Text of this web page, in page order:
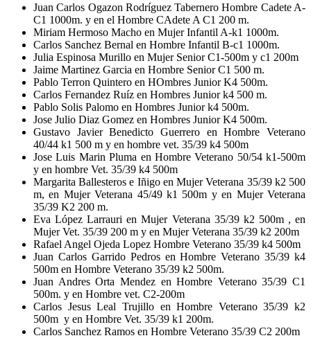
Juan Carlos Ogazon Rodríguez Tabernero Hombre Cadete A-
C1 1000m. y en el Hombre CAdete A C1 200 m.
Miriam Hermoso Macho en Mujer Infantil A-k1 1000m.
Carlos Sanchez Bernal en Hombre Infantil B-c1 1000m.
Julia Espinosa Murillo en Mujer Senior C1-500m y c1 200m
Jaime Martinez Garcia en Hombre Senior C1 500 m.
Pablo Terron Quintero en HOmbres Junior K4 500m.
Carlos Fernandez Ruíz en Hombres Junior k4 500 m.
Pablo Solis Palomo en Hombres Junior k4 500m.
Jose Julio Diaz Gomez en Hombres Junior K4 500m.
Gustavo Javier Benedicto Guerrero en Hombre Veterano
40/44 k1 500 m y en hombre vet. 35/39 k4 500m
Jose Luis Marin Pluma en Hombre Veterano 50/54 k1-500m
y en hombre Vet. 35/39 k4 500m
Margarita Ballesteros e Iñigo en Mujer Veterana 35/39 k2 500
m, en Mujer Veterana 45/49 k1 500m y en Mujer Veterana
35/39 K2 200 m.
Eva López Larrauri en Mujer Veterana 35/39 k2 500m , en
Mujer Vet. 35/39 200 m y en Mujer Veterana 35/39 k2 200m
Rafael Angel Ojeda Lopez Hombre Veterano 35/39 k4 500m
Juan Carlos Garrido Pedros en Hombre Veterano 35/39 k4
500m en Hombre Veterano 35/39 k2 500m.
Juan Andres Orta Mendez en Hombre Veterano 35/39 C1
500m. y en Hombre vet. C2-200m
Carlos Jesus Leal Trujillo en Hombre Veterano 35/39 k2
500m y en Hombre Vet. 35/39 k1 200m.
Carlos Sanchez Ramos en Hombre Veterano 35/39 C2 200m